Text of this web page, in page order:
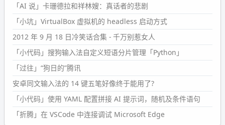
「AI 说」卡珊德拉和祥林嫂：真话者的悲剧
「小坑」VirtualBox 虚拟机的 headless 启动方式
2012 年 9 月 18 日冷笑话合集 - 千万别惹女人
「小代码」搜狗输入法自定义短语分片管理「Python」
「过往」“狗日的”腾讯
安卓同文输入法的 14 键五笔好像终于能用了?
「小代码」使用 YAML 配置拼接 AI 提示词，随机及条件语句
「折腾」在 VSCode 中连接调试 Microsoft Edge